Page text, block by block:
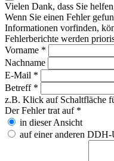
Vielen Dank, dass Sie
Wenn Sie einen Fehler
Informationen vorfinden,
Fehlerberichte werden
Vorname *
Nachname
E-Mail *
Betreff *
z.B. Klick auf Schaltfläche
Der Fehler trat auf *
in dieser Ansicht
auf einer anderen